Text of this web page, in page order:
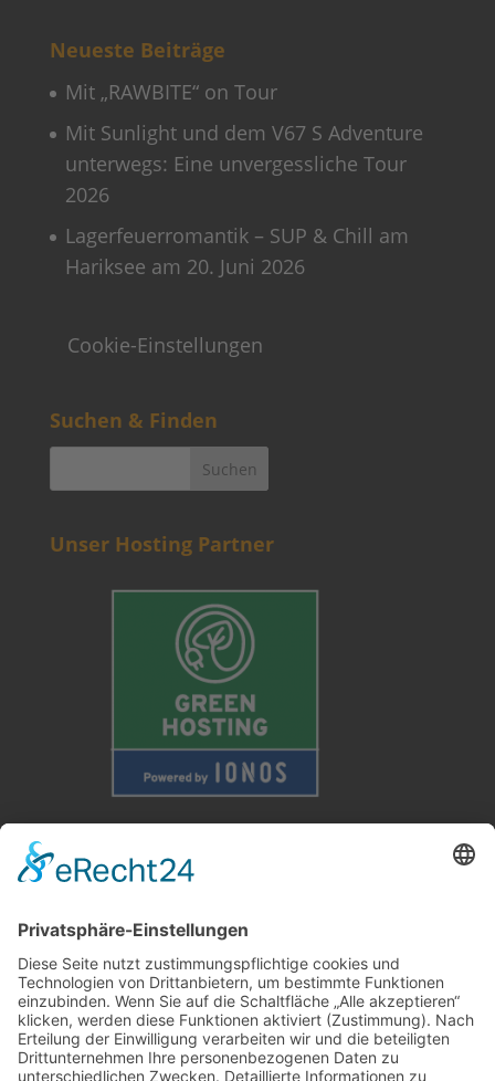
Neueste Beiträge
Mit „RAWBITE“ on Tour
Mit Sunlight und dem V67 S Adventure
unterwegs: Eine unvergessliche Tour
2026
Lagerfeuerromantik – SUP & Chill am
Hariksee am 20. Juni 2026
Cookie-Einstellungen
Suchen & Finden
Unser Hosting Partner
Weitere Informationen
Kontakt
Newsletter
FAQ
Schlagworte